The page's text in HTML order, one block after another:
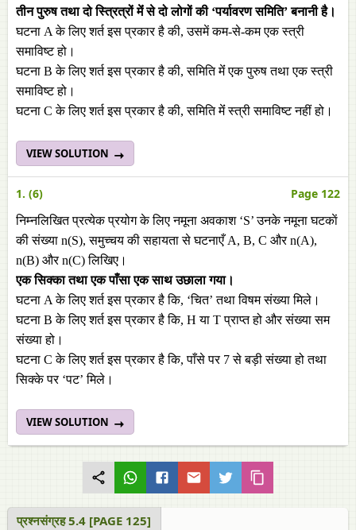
तीन पुरुष तथा दो स्त्रित्रों मेंं से दो लोगों की ‘पर्यावरण समिति’ बनानी है।
घटना A के लिए शर्त इस प्रकार है की, उसमें कम-से-कम एक स्त्री
समाविष्ट हो।
घटना B के लिए शर्त इस प्रकार है की, समिति मेंं एक पुरुष तथा एक स्त्री
समाविष्ट हो।
घटना C के लिए शर्त इस प्रकार है की, समिति मेंं स्त्री समाविष्ट नहीं हो।
VIEW SOLUTION
1. (6) Page 122
निम्नलिखित प्रत्येक प्रयोग के लिए नमूना अवकाश ‘S’ उनके नमूना घटकाें
की संख्या n(S), समुच्चय की सहायता से घटनाएँ A, B, C और n(A),
n(B) और n(C) लिखिए।
एक सिक्का तथा एक पाँसा एक साथ उछाला गया।
घटना A के लिए शर्त इस प्रकार है कि, ‘चित’ तथा विषम संख्या मिले।
घटना B के लिए शर्त इस प्रकार है कि, H या T प्राप्त हो और संख्या सम
संख्या हो।
घटना C के लिए शर्त इस प्रकार है कि, पाँसे पर 7 से बड़ी संख्या हो तथा
सिक्के पर ‘पट’ मिले।
VIEW SOLUTION
प्रश्नसंग्रह 5.4 [PAGE 125]